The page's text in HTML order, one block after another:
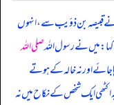
قبیصہ بن ذؤیب سے، انہوں
میں نے رسول اللہصلی اللہ
جائے اور نہ خالہ کے ہوتے
ایک شخص کے نکاح میں نہ